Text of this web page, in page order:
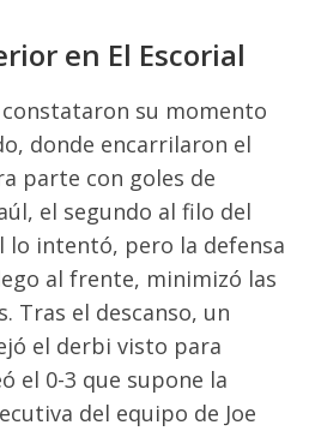
en El Escorial
su momento
donde encarrilaron el
parte con goles de
el segundo al filo del
lo intentó, pero la defensa
al frente, minimizó las
Tras el descanso, un
el derbi visto para
el 0-3 que supone la
del equipo de Joe